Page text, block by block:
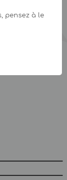
pensez à le